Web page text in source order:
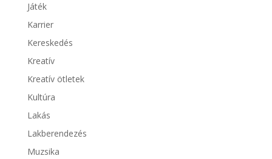
Játék
Karrier
Kereskedés
Kreatív
Kreatív ötletek
Kultúra
Lakás
Lakberendezés
Muzsika